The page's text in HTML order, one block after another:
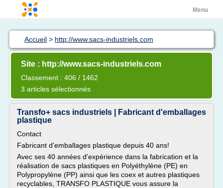
Menu
Accueil > http://www.sacs-industriels.com
Site : http://www.sacs-industriels.com
Classement : 406 / 1462
3 articles sélectionnés
Transfo+ sacs industriels | Fabricant d'emballages
plastique
Contact
Fabricant d'emballages plastique depuis 40 ans!
Avec ses 40 années d'expérience dans la fabrication et la
réalisation de sacs plastiques en Polyéthylène (PE) en
Polypropylène (PP) ainsi que les coex et autres plastiques
recyclables, TRANSFO PLASTIQUE vous assure la